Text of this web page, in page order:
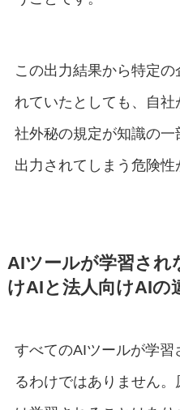
この出力結果から特定
れていたとしても、自
社外秘の規定が知識の
出力されてしまう危険性
AIツールが学習され
けAIと法人向けAIの
すべてのAIツールが学
るわけではありません